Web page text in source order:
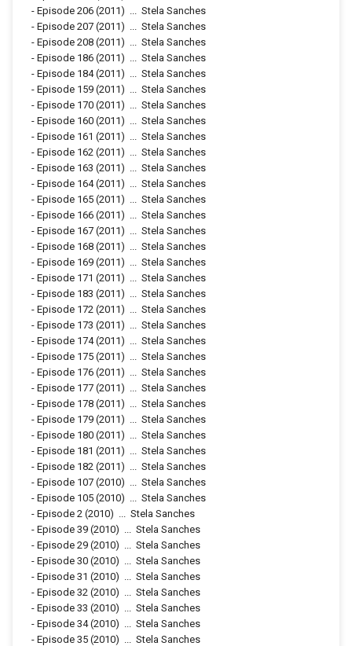
- Episode 206 (2011)
Stela Sanches
- Episode 207 (2011)
Stela Sanches
- Episode 208 (2011)
Stela Sanches
- Episode 186 (2011)
Stela Sanches
- Episode 184(2011)
Stela Sanches
- Episode 159 (2011)
Stela Sanches
- Episode 170 (2011)
Stela Sanches
- Episode 160 (2011)
Stela Sanches
- Episode 161 (2011)
Stela Sanches
- Episode 162 (2011)
Stela Sanches
- Episode 163 (2011)
Stela Sanches
- Episode 164(2011)
Stela Sanches
- Episode 165 (2011)
Stela Sanches
- Episode 166 (2011)
Stela Sanches
- Episode 167 (2011)
Stela Sanches
- Episode 168 (2011)
Stela Sanches
- Episode 169 (2011)
Stela Sanches
- Episode 171 (2011)
Stela Sanches
- Episode 183 (2011)
Stela Sanches
- Episode 172 (2011)
Stela Sanches
- Episode 173 (2011)
Stela Sanches
- Episode 174(2011)
Stela Sanches
- Episode 175 (2011)
Stela Sanches
- Episode 176 (2011)
Stela Sanches
- Episode 177 (2011)
Stela Sanches
- Episode 178 (2011)
Stela Sanches
- Episode 179 (2011)
Stela Sanches
- Episode 180 (2011)
Stela Sanches
- Episode 181 (2011)
Stela Sanches
- Episode 182 (2011)
Stela Sanches
- Episode 107 (2010)
Stela Sanches
- Episode 105 (2010)
Stela Sanches
- Episode 2 (2010)
Stela Sanches
- Episode 39 (2010)
Stela Sanches
- Episode 29 (2010)
Stela Sanches
- Episode 30 (2010)
Stela Sanches
- Episode 31 (2010)
Stela Sanches
- Episode 32 (2010)
Stela Sanches
- Episode 33 (2010)
Stela Sanches
- Episode 34(2010)
Stela Sanches
- Episode 35 (2010)
Stela Sanches